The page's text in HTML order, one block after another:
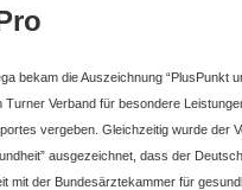
bekam die Auszeichnung “PlusPunkt
Turner Verband für besondere
vergeben. Gleichzeitig wurde der
ausgezeichnet, dass der
mit der Bundesärztekammer für